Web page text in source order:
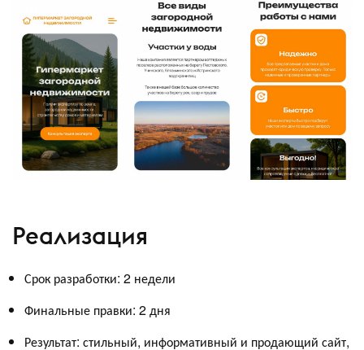
Реализация
Срок разработки: 2 недели
Финальные правки: 2 дня
Результат: стильный, информативный и продающий сайт,